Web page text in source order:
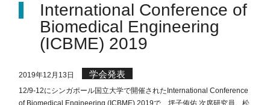
International Conference of
Biomedical Engineering
(ICBME) 2019
2019年12月13日 学会発表
12/9-12にシンガポール国立大学で開催されたInternational Conference
of Biomedical Engineering (ICBME) 2019で、坪子侑佑 次席研究員、松